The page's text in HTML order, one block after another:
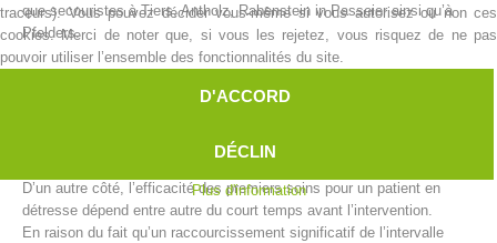
que secouristes à Tiers, Antholz, Rabenstein in Passeier ainsi qu’à
Pfelders.
qu’en ville avant l’arrivée des secours ou du médecin d’urgence. En
encore en cas de mauvaises conditions météorologiques (p. ex:
D’un autre côté, l’efficacité des premiers soins pour un patient en
détresse dépend entre autre du court temps avant l’intervention.
En raison du fait qu’un raccourcissement significatif de l’intervalle
traceurs). Vous pouvez décider vous-même si vous autorisez ou non ces
cookies. Merci de noter que, si vous les rejetez, vous risquez de ne pas
pouvoir utiliser l’ensemble des fonctionnalités du site.
D'ACCORD
DÉCLIN
Plus d'information